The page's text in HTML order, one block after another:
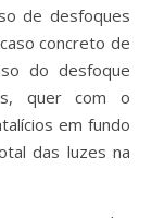
de desfoques
concreto de
do desfoque
quer com o
em fundo
das luzes na